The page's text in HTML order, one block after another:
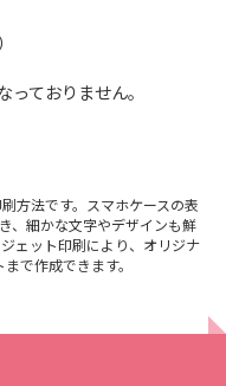
ておりません。
方法です。スマホケースの表
、細かな文字やデザインも鮮
ェット印刷により、オリジナ
で作成できます。